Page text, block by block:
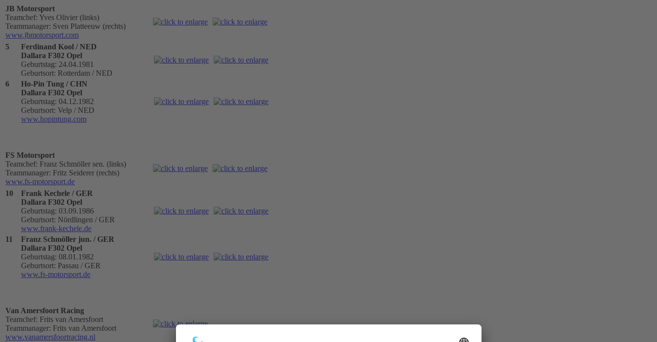
JB Motorsport
Teamchef: Yves Olivier (links)
Teammanager: Sven Platteeuw (rechts)
www.jbmotorsport.com
5
Ferdinand Kool / NED
Dallara F302 Opel
Geburtstag: 24.04.1981
Geburtsort: Rotterdam / NED
6
Ho-Pin Tung / CHN
Dallara F302 Opel
Geburtstag: 04.12.1982
Geburtsort: Velp / NED
www.hopintung.com
FS Motorsport
Teamchef: Franz Schmöller sen. (links)
Teammanager: Fritz Seiderer (rechts)
www.fs-motorsport.de
10
Frank Kechele / GER
Dallara F302 Opel
Geburtstag: 03.09.1986
Geburtsort: Nördlingen / GER
www.frank-kechele.de
11
Franz Schmöller jun. / GER
Dallara F302 Opel
Geburtstag: 08.01.1982
Geburtsort: Passau / GER
www.fs-motorsport.de
Van Amersfoort Racing
Teamchef: Frits van Amersfoort
Teammanager: Frits van Amersfoort
www.vanamersfoortracing.nl